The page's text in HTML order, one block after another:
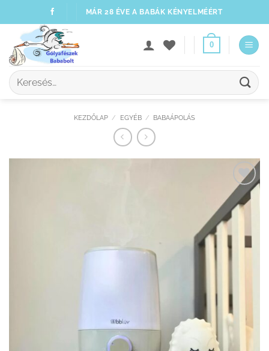
to
content
MÁR 28 ÉVE A BABÁK KÉNYELMÉÉRT
0
Keresés
a
KEZDŐLAP / EGYÉB / BABAÁPOLÁS
Kedvenceimhez
adom